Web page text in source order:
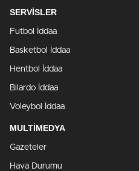
SERVİSLER
Futbol İddaa
Basketbol İddaa
Hentbol İddaa
Bilardo İddaa
Voleybol İddaa
MULTİMEDYA
Gazeteler
Hava Durumu